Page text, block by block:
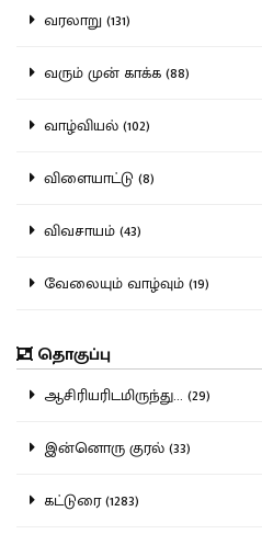
வரலாறு (131)
வரும் முன் காக்க (88)
வாழ்வியல் (102)
விளையாட்டு (8)
விவசாயம் (43)
வேலையும் வாழ்வும் (19)
தொகுப்பு
ஆசிரியரிடமிருந்து... (29)
இன்னொரு குரல் (33)
கட்டுரை (1283)